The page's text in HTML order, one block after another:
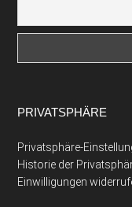
PRIVATSPHÄRE
Privatsphäre-
Historie der
Einwilligungen